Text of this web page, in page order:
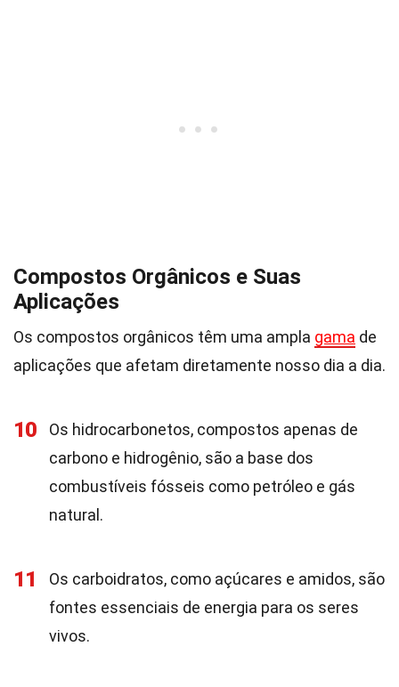
Compostos Orgânicos e Suas
Aplicações
Os compostos orgânicos têm uma ampla gama de
aplicações que afetam diretamente nosso dia a dia.
10
Os hidrocarbonetos, compostos apenas de
carbono e hidrogênio, são a base dos
combustíveis fósseis como petróleo e gás
natural.
11
Os carboidratos, como açúcares e amidos, são
fontes essenciais de energia para os seres
vivos.